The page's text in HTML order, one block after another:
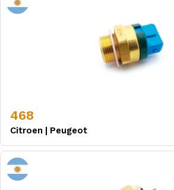
468
Citroen | Peugeot